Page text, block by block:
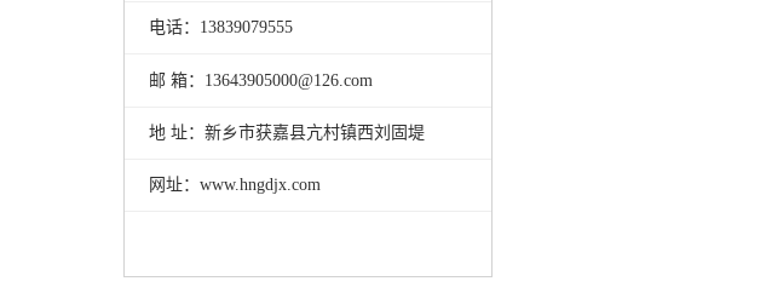
电话：13839079555
邮 箱：13643905000@126.com
地 址：新乡市获嘉县亢村镇西刘固堤
网址：www.hngdjx.com